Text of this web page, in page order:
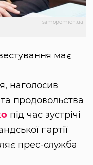
samopomich.ua
має
наголосив
та продовольства
під час зустрічі
партії
прес-служба